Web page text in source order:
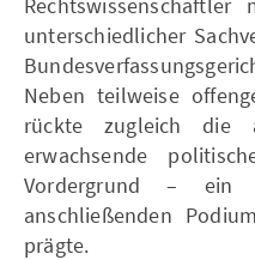
unterschiedlicher
Neben teilweise
rückte zugleich die
erwachsende
Vordergrund –
anschließenden
prägte.